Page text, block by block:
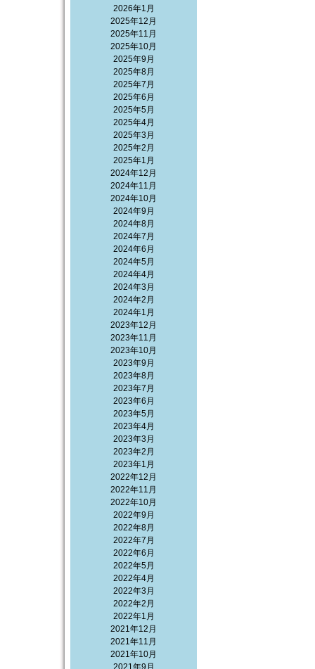
2026年1月
2025年12月
2025年11月
2025年10月
2025年9月
2025年8月
2025年7月
2025年6月
2025年5月
2025年4月
2025年3月
2025年2月
2025年1月
2024年12月
2024年11月
2024年10月
2024年9月
2024年8月
2024年7月
2024年6月
2024年5月
2024年4月
2024年3月
2024年2月
2024年1月
2023年12月
2023年11月
2023年10月
2023年9月
2023年8月
2023年7月
2023年6月
2023年5月
2023年4月
2023年3月
2023年2月
2023年1月
2022年12月
2022年11月
2022年10月
2022年9月
2022年8月
2022年7月
2022年6月
2022年5月
2022年4月
2022年3月
2022年2月
2022年1月
2021年12月
2021年11月
2021年10月
2021年9月